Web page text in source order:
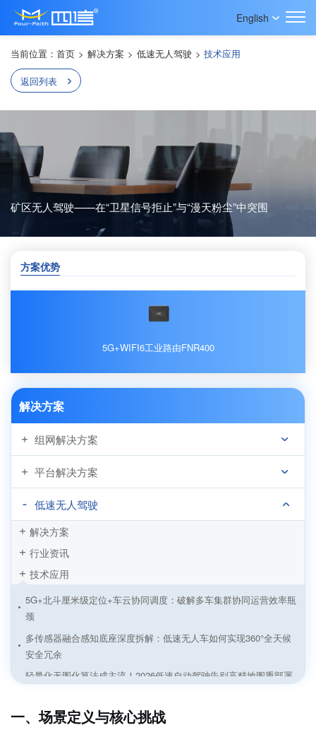
English
当前位置： 首页 > 解决方案 > 低速无人驾驶 > 技术应用
返回列表
矿区无人驾驶——在“卫星信号拒止”与“漫天粉尘”中突围
方案优势
5G+WIFI6工业路由FNR400
解决方案
组网解决方案
平台解决方案
低速无人驾驶
解决方案
行业资讯
技术应用
5G+北斗厘米级定位+车云协同调度：破解多车集群协同运营效率瓶
颈
多传感器融合感知底座深度拆解：低速无人车如何实现360°全天候
安全冗余
轻量化无图化算法成主流！2026低速自动驾驶告别高精地图重部署
矿区无人驾驶——在“卫星信号拒止”与“漫天粉尘”中突围
一、场景定义与核心挑战